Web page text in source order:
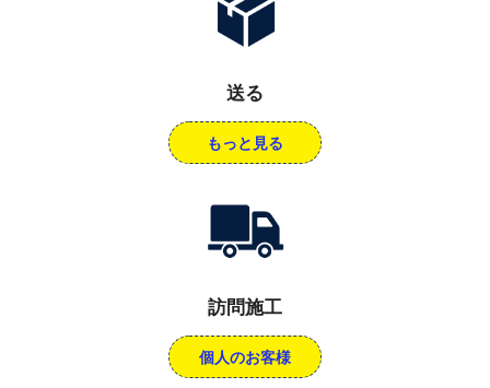
送る
もっと見る
訪問施工
個人のお客様